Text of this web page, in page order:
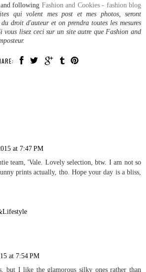
following Fashion and Cookies - fashion blog
qui volent mes post et mes photos, seront
droit d'auteur et on prendra toutes les mesures
vous lisez ceci sur un site autre que Fashion and
at 7:47 PM
team, 'Vale. Lovely selection, btw. I am not so
prints actually, tho. Hope your day is a bliss,
at 7:54 PM
but I like the glamorous silky ones rather than